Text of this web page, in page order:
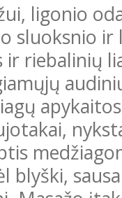
ligonio
sluoksnio ir
ir riebalinių
blyški,